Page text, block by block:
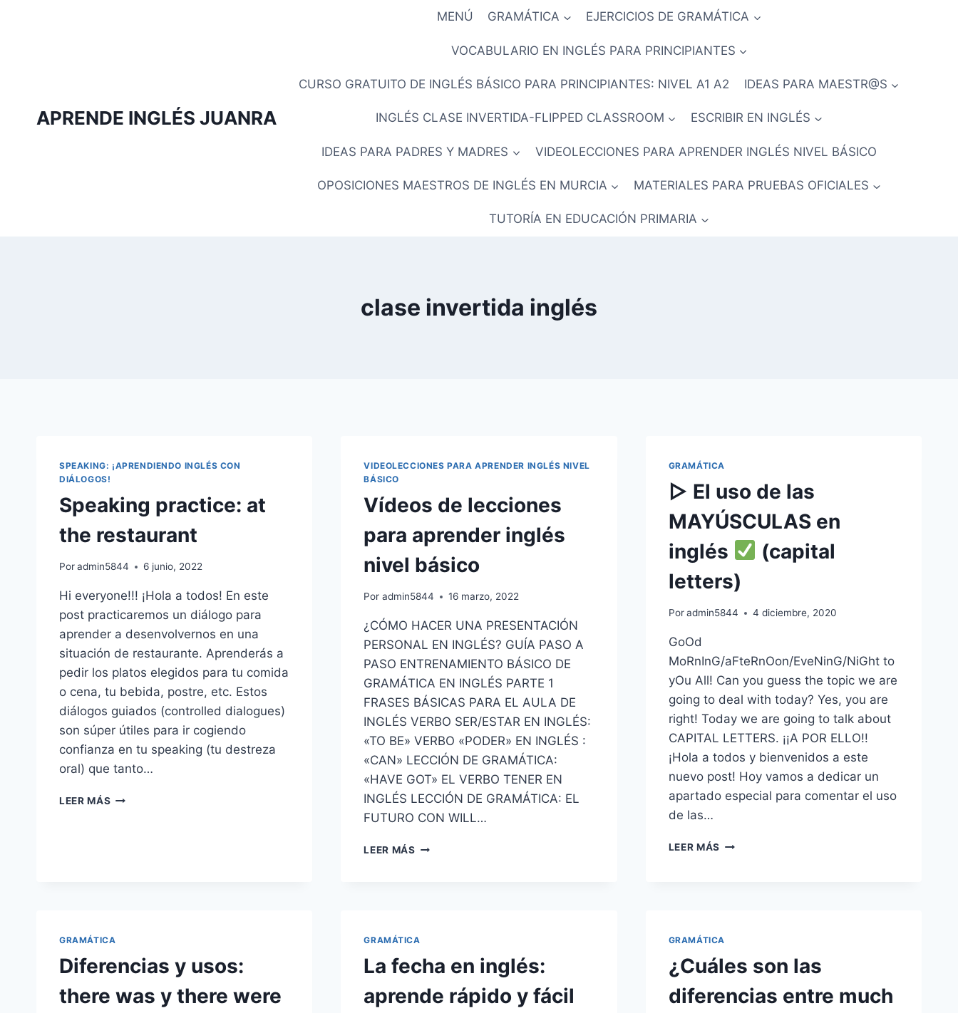
APRENDE INGLÉS JUANRA
MENÚ GRAMÁTICA EJERCICIOS DE GRAMÁTICA
VOCABULARIO EN INGLÉS PARA PRINCIPIANTES
CURSO GRATUITO DE INGLÉS BÁSICO PARA PRINCIPIANTES: NIVEL A1 A2 IDEAS PARA MAESTR@S
INGLÉS CLASE INVERTIDA-FLIPPED CLASSROOM ESCRIBIR EN INGLÉS
IDEAS PARA PADRES Y MADRES VIDEOLECCIONES PARA APRENDER INGLÉS NIVEL BÁSICO
OPOSICIONES MAESTROS DE INGLÉS EN MURCIA MATERIALES PARA PRUEBAS OFICIALES
TUTORÍA EN EDUCACIÓN PRIMARIA
clase invertida inglés
SPEAKING: ¡APRENDIENDO INGLÉS CON
DIÁLOGOS!
Speaking practice: at
the restaurant
Poradmin5844 6 junio, 2022
Hi everyone!!! ¡Hola a todos! En este
post practicaremos un diálogo para
aprender a desenvolvernos en una
situación de restaurante. Aprenderás a
pedir los platos elegidos para tu comida
o cena, tu bebida, postre, etc. Estos
diálogos guiados (controlled dialogues)
son súper útiles para ir cogiendo
confianza en tu speaking (tu destreza
oral) que tanto…
LEER MÁS SPEAKING
VIDEOLECCIONES PARA APRENDER INGLÉS NIVEL
BÁSICO
Vídeos de lecciones
para aprender inglés
nivel básico
Por admin5844 16 marzo, 2022
¿CÓMO HACER UNA PRESENTACIÓN
PERSONAL EN INGLÉS? GUÍA PASO A
PASO ENTRENAMIENTO BÁSICO DE
GRAMÁTICA EN INGLÉS PARTE 1
FRASES BÁSICAS PARA EL AULA DE
INGLÉS VERBO SER/ESTAR EN INGLÉS:
«TO BE» VERBO «PODER» EN INGLÉS :
«CAN» LECCIÓN DE GRAMÁTICA:
«HAVE GOT» EL VERBO TENER EN
INGLÉS LECCIÓN DE GRAMÁTICA: EL
FUTURO CON WILL…
LEER MÁS VÍDEOS
NIVEL
GRAMÁTICA
▷ El uso de las
MAYÚSCULAS en
inglés
(capital
letters)
Por admin5844 4 diciembre, 2020
GoOd
MoRnInG/aFteRnOon/EveNinG/NiGht to
yOu All! Can you guess the topic we are
going to deal with today? Yes, you are
right! Today we are going to talk about
CAPITAL LETTERS. ¡¡A POR ELLO!!
¡Hola a todos y bienvenidos a este
nuevo post! Hoy vamos a dedicar un
apartado especial para comentar el uso
de las…
LEER MÁS
LETTERS)
GRAMÁTICA
Diferencias y usos:
there was y there were
GRAMÁTICA
La fecha en inglés:
aprende rápido y fácil
GRAMÁTICA
¿Cuáles son las
diferencias entre much